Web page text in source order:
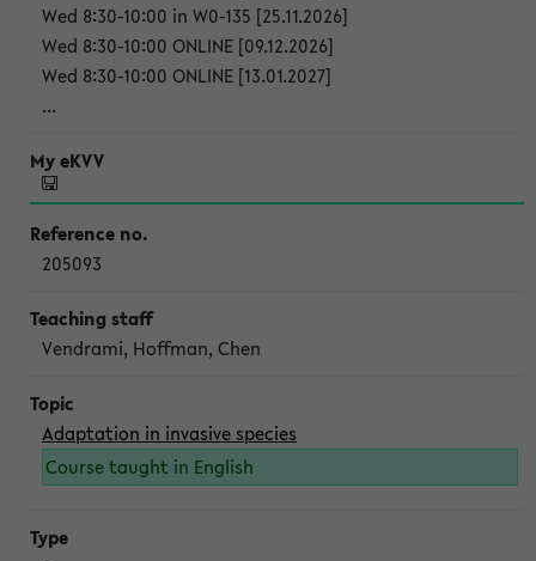
Wed 8:30-10:00 in W0-135 [25.11.2026]
Wed 8:30-10:00 ONLINE [09.12.2026]
Wed 8:30-10:00 ONLINE [13.01.2027]
...
205093
Vendrami, Hoffman, Chen
Adaptation in invasive species
Course taught in English